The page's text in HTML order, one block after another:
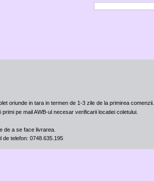
oriunde in tara in termen de 1-3 zile de la primirea comenzii.
pe mail AWB-ul necesar verificarii locatiei coletului.
de a se face livrarea.
de telefon: 0748.635.195